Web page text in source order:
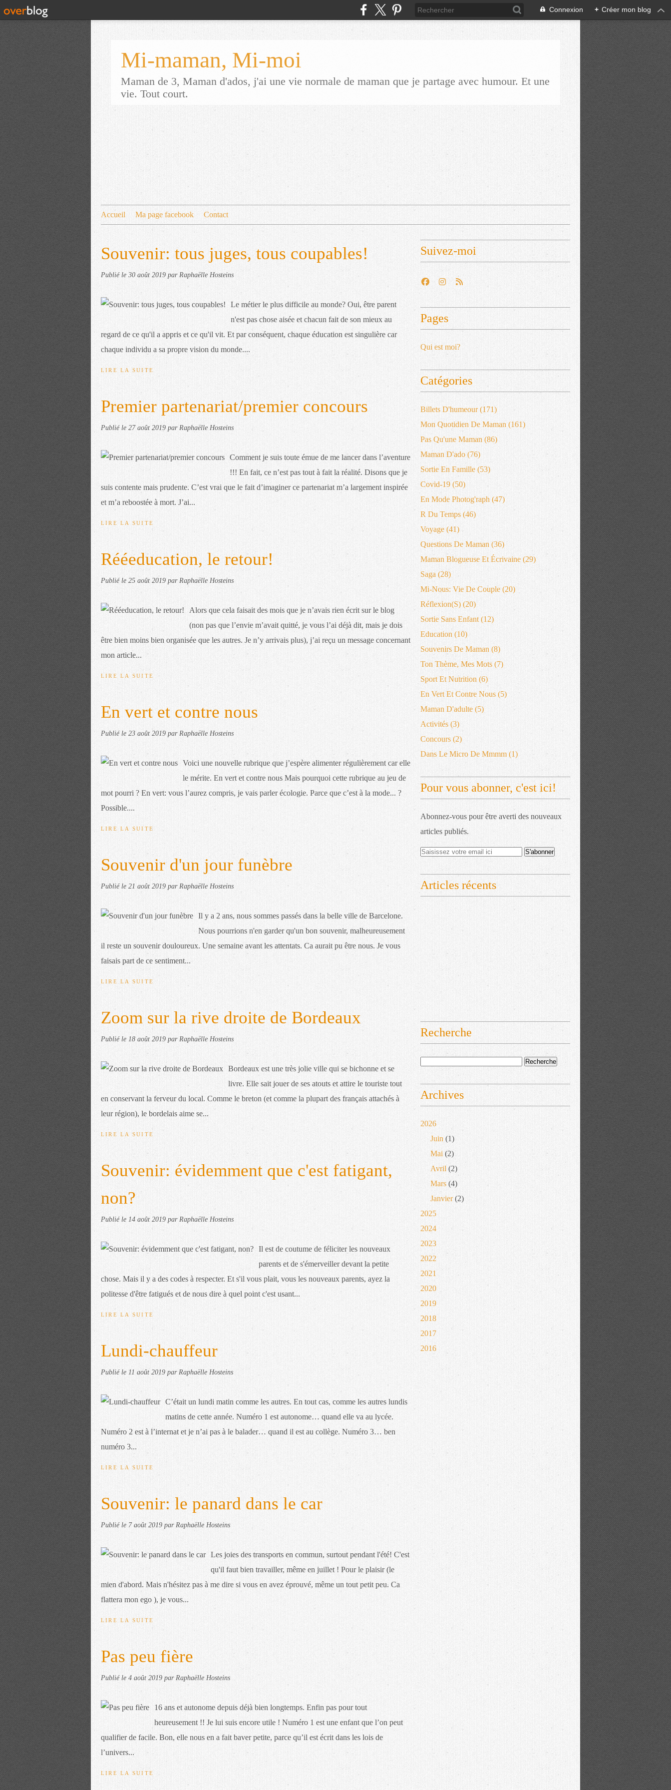
Connexion + Créer mon blog
Mi-maman, Mi-moi
Maman de 3, Maman d'ados, j'ai une vie normale de maman que je partage avec humour. Et une
vie. Tout court.
Accueil Ma page facebook Contact
Souvenir: tous juges, tous coupables!
Publié le 30 août 2019 par Raphaëlle Hosteins
Le métier le plus difficile au monde? Oui, être parent
n'est pas chose aisée et chacun fait de son mieux au
regard de ce qu'il a appris et ce qu'il vit. Et par conséquent, chaque éducation est singulière car
chaque individu a sa propre vision du monde....
LIRE LA SUITE
Premier partenariat/premier concours
Publié le 27 août 2019 par Raphaëlle Hosteins
Comment je suis toute émue de me lancer dans l’aventure
!!! En fait, ce n’est pas tout à fait la réalité. Disons que je
suis contente mais prudente. C’est vrai que le fait d’imaginer ce partenariat m’a largement inspirée
et m’a reboostée à mort. J’ai...
LIRE LA SUITE
Rééeducation, le retour!
Publié le 25 août 2019 par Raphaëlle Hosteins
Alors que cela faisait des mois que je n’avais rien écrit sur le blog
(non pas que l’envie m’avait quitté, je vous l’ai déjà dit, mais je dois
être bien moins bien organisée que les autres. Je n’y arrivais plus), j’ai reçu un message concernant
mon article...
LIRE LA SUITE
En vert et contre nous
Publié le 23 août 2019 par Raphaëlle Hosteins
Voici une nouvelle rubrique que j’espère alimenter régulièrement car elle
le mérite. En vert et contre nous Mais pourquoi cette rubrique au jeu de
mot pourri ? En vert: vous l’aurez compris, je vais parler écologie. Parce que c’est à la mode... ?
Possible....
LIRE LA SUITE
Souvenir d'un jour funèbre
Publié le 21 août 2019 par Raphaëlle Hosteins
Il y a 2 ans, nous sommes passés dans la belle ville de Barcelone.
Nous pourrions n'en garder qu'un bon souvenir, malheureusement
il reste un souvenir douloureux. Une semaine avant les attentats. Ca aurait pu être nous. Je vous
faisais part de ce sentiment...
LIRE LA SUITE
Zoom sur la rive droite de Bordeaux
Publié le 18 août 2019 par Raphaëlle Hosteins
Bordeaux est une très jolie ville qui se bichonne et se
livre. Elle sait jouer de ses atouts et attire le touriste tout
en conservant la ferveur du local. Comme le breton (et comme la plupart des français attachés à
leur région), le bordelais aime se...
LIRE LA SUITE
Souvenir: évidemment que c'est fatigant,
non?
Publié le 14 août 2019 par Raphaëlle Hosteins
Il est de coutume de féliciter les nouveaux
parents et de s'émerveiller devant la petite
chose. Mais il y a des codes à respecter. Et s'il vous plait, vous les nouveaux parents, ayez la
politesse d'être fatigués et de nous dire à quel point c'est usant...
LIRE LA SUITE
Lundi-chauffeur
Publié le 11 août 2019 par Raphaëlle Hosteins
C’était un lundi matin comme les autres. En tout cas, comme les autres lundis
matins de cette année. Numéro 1 est autonome… quand elle va au lycée.
Numéro 2 est à l’internat et je n’ai pas à le balader… quand il est au collège. Numéro 3… ben
numéro 3...
LIRE LA SUITE
Souvenir: le panard dans le car
Publié le 7 août 2019 par Raphaëlle Hosteins
Les joies des transports en commun, surtout pendant l'été! C'est
qu'il faut bien travailler, même en juillet ! Pour le plaisir (le
mien d'abord. Mais n'hésitez pas à me dire si vous en avez éprouvé, même un tout petit peu. Ca
flattera mon ego ), je vous...
LIRE LA SUITE
Pas peu fière
Publié le 4 août 2019 par Raphaëlle Hosteins
16 ans et autonome depuis déjà bien longtemps. Enfin pas pour tout
heureusement !! Je lui suis encore utile ! Numéro 1 est une enfant que l’on peut
qualifier de facile. Bon, elle nous en a fait baver petite, parce qu’il est écrit dans les lois de
l’univers...
LIRE LA SUITE
Suivez-moi
Pages
Qui est moi?
Catégories
Billets D'humeour(171)
Mon Quotidien De Maman (161)
Pas Qu'une Maman (86)
Maman D'ado (76)
Sortie En Famille (53)
Covid-19 (50)
En Mode Photog'raph (47)
R Du Temps (46)
Voyage (41)
Questions De Maman (36)
Maman Blogueuse Et Écrivaine (29)
Saga (28)
Mi-Nous: Vie De Couple (20)
Réflexion(s) (20)
Sortie Sans Enfant (12)
Education (10)
Souvenirs De Maman (8)
Ton Thème, Mes Mots (7)
Sport Et Nutrition (6)
En Vert Et Contre Nous (5)
Maman D'adulte (5)
Activités (3)
Concours (2)
Dans Le Micro De Mmmm (1)
Pour vous abonner, c'est ici!
Abonnez-vous pour être averti des nouveaux
articles publiés.
Articles récents
Recherche
Archives
2026
Juin (1)
Mai (2)
Avril (2)
Mars (4)
Janvier(2)
2025
2024
2023
2022
2021
2020
2019
2018
2017
2016